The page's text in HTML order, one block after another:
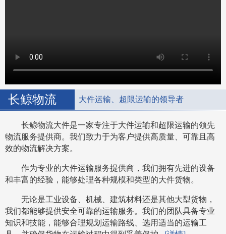
长鲸物流 大件运输、超限运输的领导者
长鲸物流大件是一家专注于大件运输和超限运输的领先
物流服务提供商。我们致力于为客户提供高质量、可靠且高
效的物流解决方案。
作为专业的大件运输服务提供商，我们拥有先进的设备
和丰富的经验，能够处理各种规模和类型的大件货物。
无论是工业设备、机械、建筑材料还是其他大型货物，
我们都能够提供安全可靠的运输服务。我们的团队具备专业
知识和技能，能够合理规划运输路线、选用适当的运输工